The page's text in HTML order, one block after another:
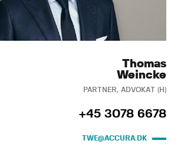
Thomas
Weincke
PARTNER, ADVOKAT (H)
+45 3078 6678
TWE@ACCURA.DK